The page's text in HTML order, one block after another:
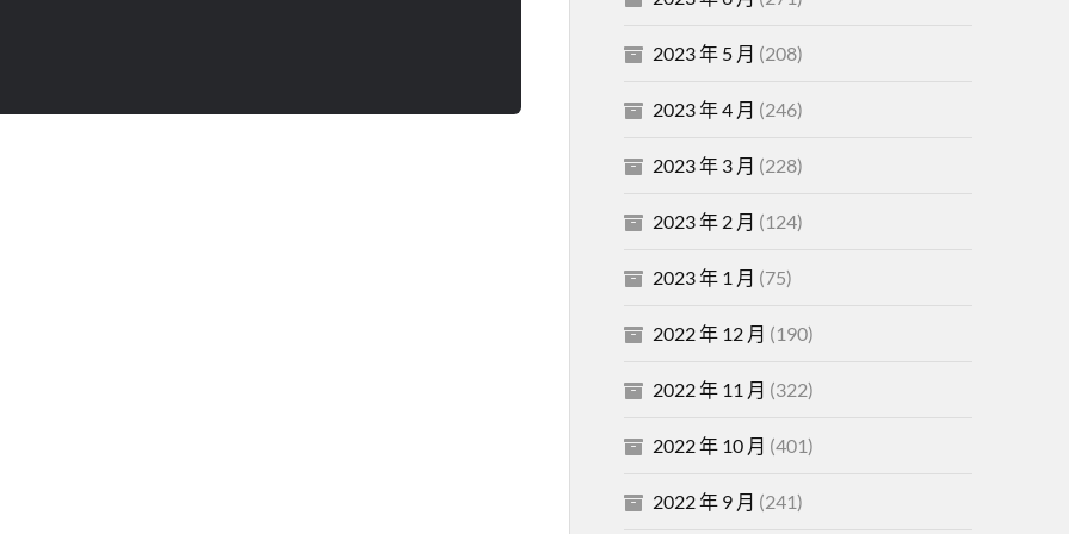
2023 年 5 月 (208)
2023 年 4 月 (246)
2023 年 3 月 (228)
2023 年 2 月 (124)
2023 年 1 月 (75)
2022 年 12 月 (190)
2022 年 11 月 (322)
2022 年 10 月 (401)
2022 年 9 月 (241)